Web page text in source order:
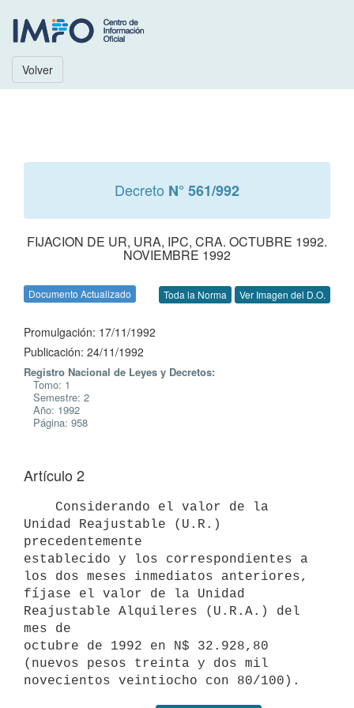
Volver
Decreto N° 561/992
FIJACION DE UR, URA, IPC, CRA. OCTUBRE 1992.
NOVIEMBRE 1992
Documento Actualizado Toda la Norma Ver Imagen del D.O.
Promulgación: 17/11/1992
Publicación: 24/11/1992
Registro Nacional de Leyes y Decretos:
Tomo: 1
Semestre: 2
Año: 1992
Página: 958
Artículo 2
Unidad Reajustable (U.R.)
precedentemente
establecido y los correspondientes a
los dos meses inmediatos anteriores,
fíjase el valor de la Unidad
Reajustable Alquileres (U.R.A.) del
mes de
octubre de 1992 en N$ 32.928,80
(nuevos pesos treinta y dos mil